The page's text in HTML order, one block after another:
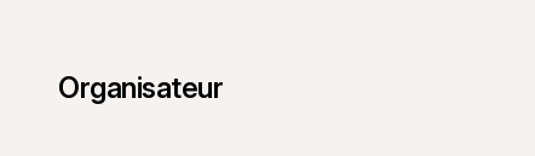
Organisateur